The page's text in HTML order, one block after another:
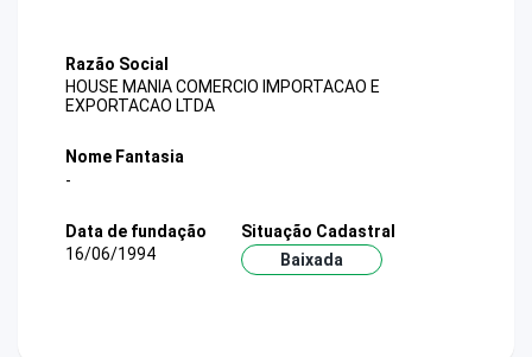
Razão Social
HOUSE MANIA COMERCIO IMPORTACAO E
EXPORTACAO LTDA
Nome Fantasia
-
Data de fundação
16/06/1994
Situação Cadastral
Baixada